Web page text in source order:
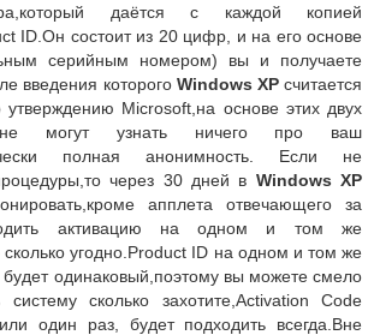
даётся с каждой копией
ID.Он состоит из 20 цифр, и на его основе
серийным номером) вы и получаете
введения которого Windows XPсчитается
утверждению Microsoft,на основе этих двух
могут узнать ничего про ваш
полная анонимность. Если не
через 30 дней в Windows XP
апплета отвечающего за
активацию на одном и том же
угодно.Product ID на одном и том же
будет одинаковый,поэтому вы можете смело
систему сколько захотите,Activation Code
один раз, будет подходить всегда.Вне